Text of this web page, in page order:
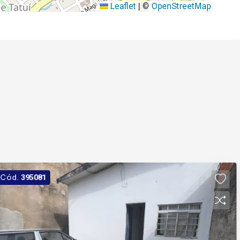
Leaflet | © OpenStreetMap
Cód. 395081